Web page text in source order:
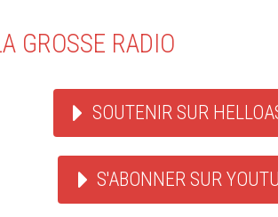
GROSSE RADIO
SOUTENIR SUR
S'ABONNER SUR